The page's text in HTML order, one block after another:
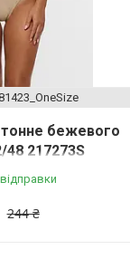
бежевого
48 217273S
244 ₴